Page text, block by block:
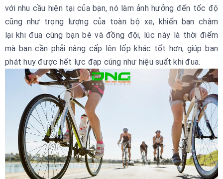
với nhu cầu hiện tại của bạn, nó làm ảnh hưởng đến tốc độ
cũng như trọng lượng của toàn bộ xe, khiến bạn chậm
lại khi đua cùng bạn bè và đồng đội, lúc này là thời điểm
mà bạn cần phải nâng cấp lên lốp khác tốt hơn, giúp bạn
phát huy được hết lực đạp cũng như hiệu suất khi đua.